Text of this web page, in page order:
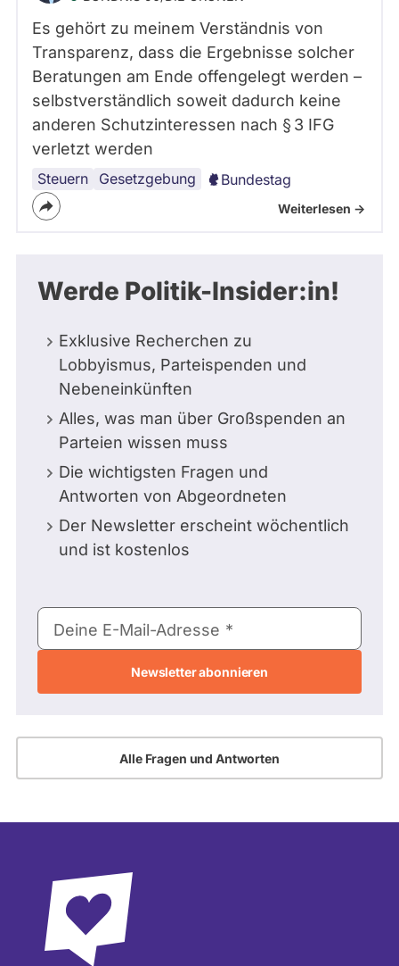
Es gehört zu meinem Verständnis von
Transparenz, dass die Ergebnisse solcher
Beratungen am Ende offengelegt werden –
selbstverständlich soweit dadurch keine
anderen Schutzinteressen nach § 3 IFG
verletzt werden
Steuern Gesetzgebung
Transparenz Bundestag
Weiterlesen ->
Werde Politik-Insider:in!
Exklusive Recherchen zu
Lobbyismus, Parteispenden und
Nebeneinkünften
Alles, was man über Großspenden an
Parteien wissen muss
Die wichtigsten Fragen und
Antworten von Abgeordneten
Der Newsletter erscheint wöchentlich
und ist kostenlos
E-
Mail-
Deine E-Mail-Adresse
Alle Fragen und Antworten